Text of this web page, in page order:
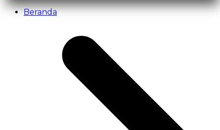
Beranda